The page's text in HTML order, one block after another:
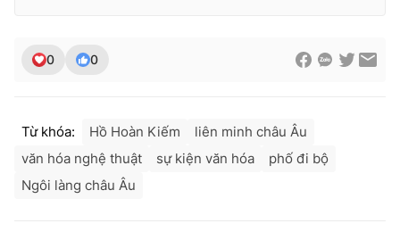
0 0
Từ khóa: Hồ Hoàn Kiếm
liên minh châu Âu
văn hóa nghệ thuật
sự kiện văn hóa
phố đi bộ
Ngôi làng châu Âu